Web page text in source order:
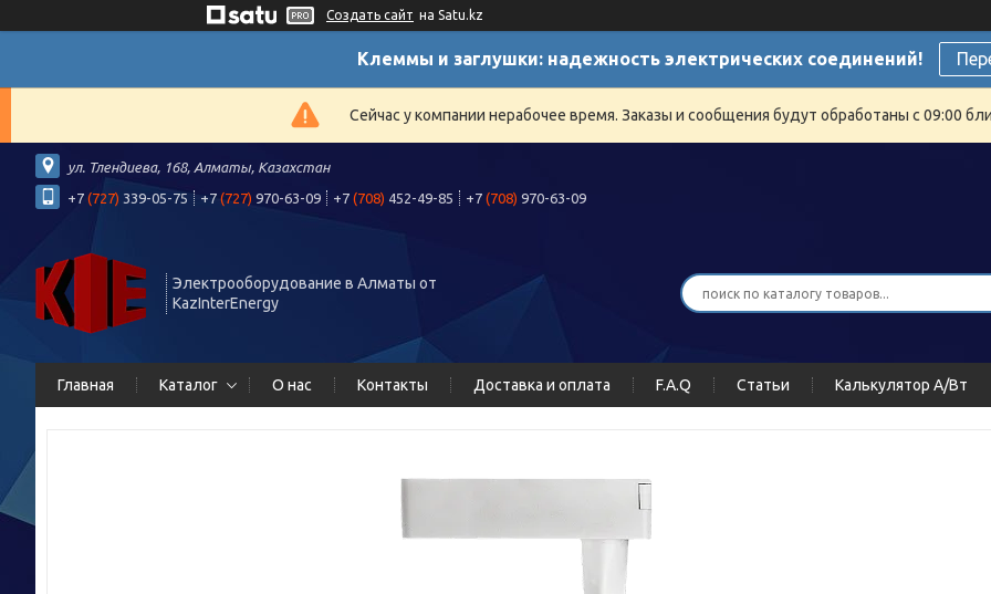
Создать сайт на Satu.kz
Клеммы и заглушки: надежность электрических соединений!
Сейчас у компании нерабочее время. Заказы и сообщения будут обработаны с 09:00
ул. Тлендиева, 168, Алматы, Казахстан
+7 (727) 339-05-75 +7 (727) 970-63-09 +7 (708) 452-49-85 +7 (708) 970-63-09
Электрооборудование в Алматы от
KazInterEnergy
Главная Каталог О нас Контакты Доставка и оплата F.A.Q Статьи Калькулятор А/Вт